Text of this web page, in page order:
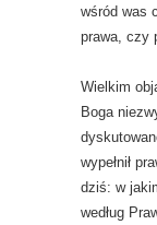
wśród was
prawa, czy
Wielkim
Boga
wypełnił
dziś: w
według